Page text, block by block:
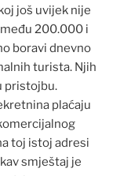
još uvijek nije
200.000 i
boravi dnevno
turista. Njih
pristojbu.
plaćaju
toj istoj adresi
smještaj je